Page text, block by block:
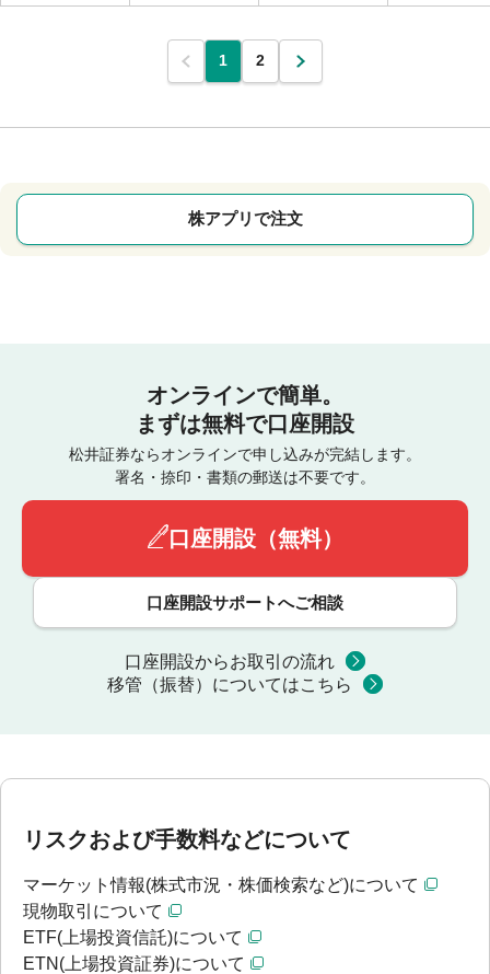
1 2
株アプリで注文
オンラインで簡単。
まずは無料で口座開設
松井証券ならオンラインで申し込みが完結します。
署名・捺印・書類の郵送は不要です。
口座開設（無料）
口座開設サポートへご相談
口座開設からお取引の流れ
移管（振替）についてはこちら
リスクおよび手数料などについて
マーケット情報(株式市況・株価検索など)について
現物取引について
ETF(上場投資信託)について
ETN(上場投資証券)について